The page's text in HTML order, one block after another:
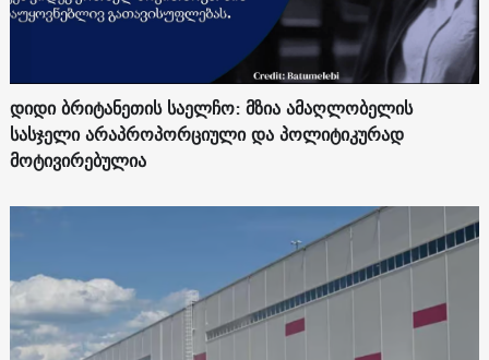
დიდი ბრიტანეთის საელჩო: მზია ამაღლობელის
სასჯელი არაპროპორციული და პოლიტიკურად
მოტივირებულია